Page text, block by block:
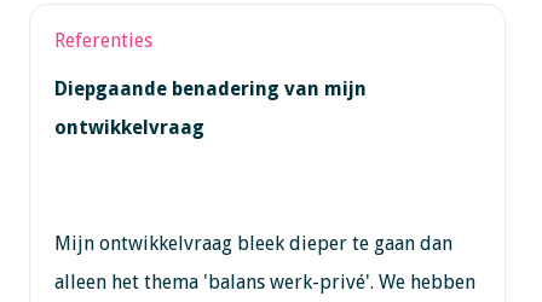
Referenties
Diepgaande benadering van mijn
ontwikkelvraag
Mijn ontwikkelvraag bleek dieper te gaan dan
alleen het thema 'balans werk-privé'. We hebben